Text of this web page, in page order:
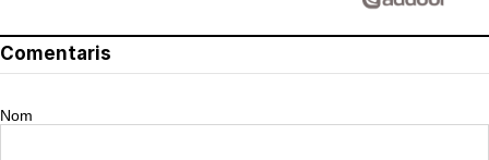
Comentaris
Nom